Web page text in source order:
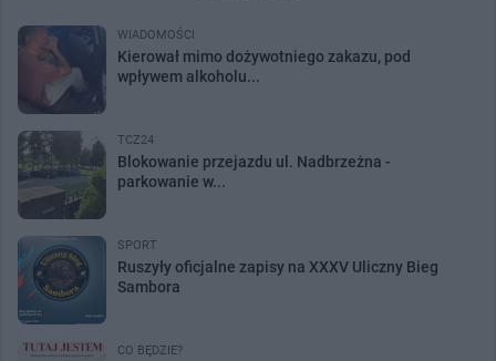
WIADOMOŚCI
Kierował mimo dożywotniego zakazu, pod
wpływem alkoholu...
TCZ24
Blokowanie przejazdu ul. Nadbrzeżna -
parkowanie w...
SPORT
Ruszyły oficjalne zapisy na XXXV Uliczny Bieg
Sambora
CO BĘDZIE?